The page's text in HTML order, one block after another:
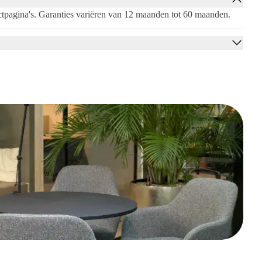
adición ideal para tu entorno de oficina moderno y organizado.
no dudes en contactarnos, y juntos discutiremos las posibilidades.
una oficina organizada, moderna y ergonómica con el armario con
Garanties variëren van 12 maanden tot 60 maanden.